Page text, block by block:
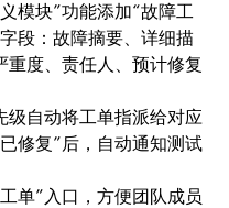
模块”功能添加“故障工
段：故障摘要、详细描
度、责任人、预计修复
级自动将工单指派给对应
修复”后，自动通知测试
单”入口，方便团队成员